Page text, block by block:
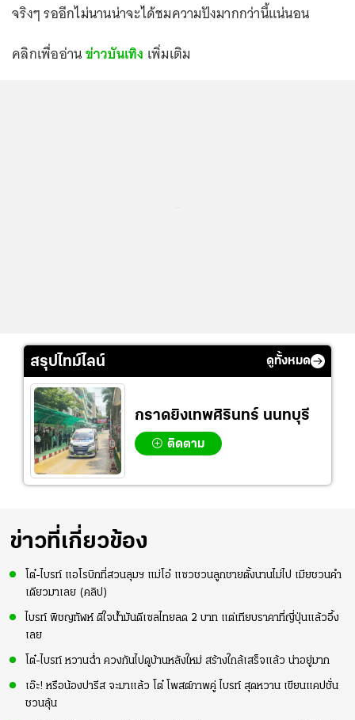
จริงๆ รออีกไม่นานน่าจะได้ชมความปังมากกว่านี้แน่นอน
คลิกเพื่ออ่านข่าวบันเทิง เพิ่มเติม
สรุปไทม์ไลน์ ดูทั้งหมด
กราดยิงเทพศิรินทร์ นนทบุรี
ติดตาม
ข่าวที่เกี่ยวข้อง
โต๋-ไบรท์ แอโรบิกที่สวนลุมฯ แม่โอ๋ แซวชวนลูกชายตั้งนานไม่ไป เมียชวนคำ
เดียวมาเลย (คลิป)
ไบรท์ พิชญทัฬห์ ดีใจน้ำมันดีเซลไทยลด 2 บาท แต่เทียบราคาที่ญี่ปุ่นแล้วอึ้ง
เลย
โต๋-ไบรท์ หวานฉ่ำ ควงกันไปดูบ้านหลังใหม่ สร้างใกล้เสร็จแล้ว น่าอยู่มาก
เอ๊ะ! หรือน้องปารีส จะมาแล้ว โต๋ โพสต์ภาพคู่ ไบรท์ สุดหวาน เขียนแคปชั่น
ชวนลุ้น